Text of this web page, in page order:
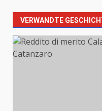
VERWANDTE